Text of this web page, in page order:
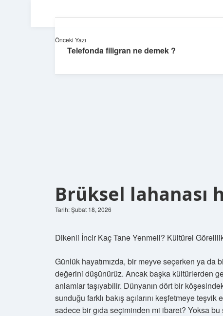
Brüksel lahanası
Tarih: Şubat 18, 2026
Dikenli İncir Kaç Tane Yenmeli? Kültürel
Günlük hayatımızda, bir meyve seçerken ya
değerini düşünürüz. Ancak başka kültürlerden
anlamlar taşıyabilir. Dünyanın dört bir
sunduğu farklı bakış açılarını keşfetmeye
sadece bir gıda seçiminden mi ibaret? Yoksa
Önceki Yazı
Telefonda filigran ne demek ?